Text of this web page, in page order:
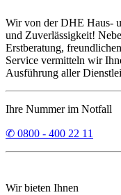
Wir von der DHE Haus-
und Zuverlässigkeit!
Erstberatung,
Service vermitteln wir
Ausführung aller
Ihre Nummer im Notfall
✆ 0800 - 400 22 11
Wir bieten Ihnen